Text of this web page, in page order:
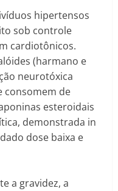
hipertensos
sob controle
cardiotônicos.
(harmano e
neurotóxica
consomem de
esteroidais
demonstrada in
dose baixa e
a gravidez, a